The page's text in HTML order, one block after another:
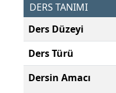
DERS TANIMI
Ders Düzeyi
Ders Türü
Dersin Amacı